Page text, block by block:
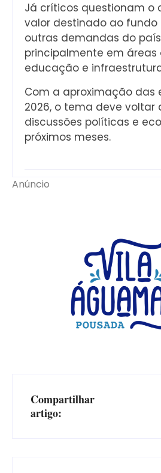
Já críticos questionam o
valor destinado ao fundo
outras demandas do
principalmente em áreas
educação e
Com a aproximação das
2026, o tema deve voltar
discussões políticas e
próximos meses.
Anúncio
Compartilhar
artigo: